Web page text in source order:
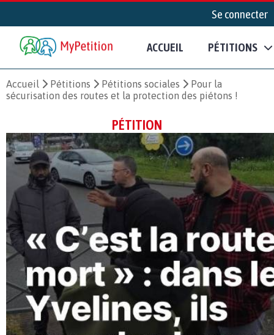
Se connecter
ACCUEIL PÉTITIONS
Accueil Pétitions Pétitions sociales
Pour la
sécurisation des routes et la protection des piétons !
PÉTITION